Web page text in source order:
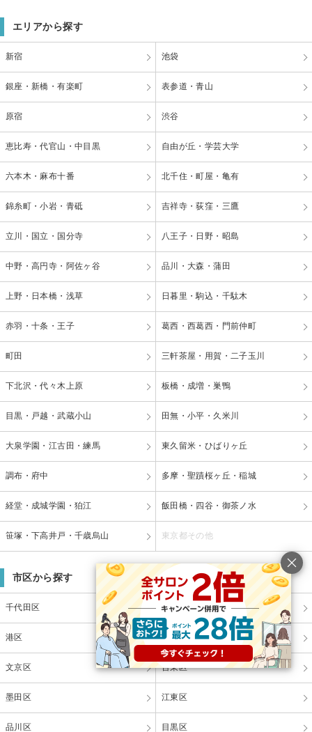
エリアから探す
新宿 池袋
銀座・新橋・有楽町 表参道・青山
原宿 渋谷
恵比寿・代官山・中目黒 自由が丘・学芸大学
六本木・麻布十番 北千住・町屋・亀有
錦糸町・小岩・青砥 吉祥寺・荻窪・三鷹
立川・国立・国分寺 八王子・日野・昭島
中野・高円寺・阿佐ヶ谷 品川・大森・蒲田
上野・日本橋・浅草 日暮里・駒込・千駄木
赤羽・十条・王子 葛西・西葛西・門前仲町
町田 三軒茶屋・用賀・二子玉川
下北沢・代々木上原 板橋・成増・巣鴨
目黒・戸越・武蔵小山 田無・小平・久米川
大泉学園・江古田・練馬 東久留米・ひばりヶ丘
調布・府中 多摩・聖蹟桜ヶ丘・稲城
経堂・成城学園・狛江 飯田橋・四谷・御茶ノ水
笹塚・下高井戸・千歳烏山 東京都その他
市区から探す
千代田区 中央区
港区 新宿区
文京区 台東区
墨田区 江東区
品川区 目黒区